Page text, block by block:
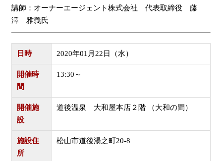
講師：オーナーエージェント株式会社 代表取締役 藤
澤 雅義氏
日時 2020年01月22日（水）
開催時
間
13:30～
開催施
設
道後温泉 大和屋本店２階 （大和の間）
施設住
所
松山市道後湯之町20-8